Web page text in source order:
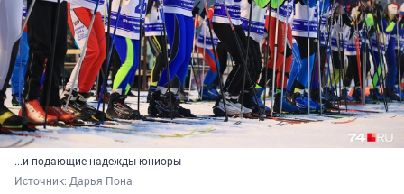
...и подающие надежды юниоры
Источник: Дарья Пона